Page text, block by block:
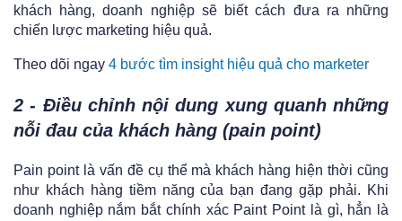
khách hàng, doanh nghiệp sẽ biết cách đưa ra những
chiến lược marketing hiệu quả.
Theo dõi ngay 4 bước tìm insight hiệu quả cho marketer
2 - Điều chỉnh nội dung xung quanh những
nỗi đau của khách hàng (pain point)
Pain point là vấn đề cụ thể mà khách hàng hiện thời cũng
như khách hàng tiềm năng của bạn đang gặp phải. Khi
doanh nghiệp nắm bắt chính xác Paint Point là gì, hẳn là